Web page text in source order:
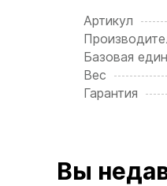
Артикул
Базовая
Вес
Гарантия
Вы